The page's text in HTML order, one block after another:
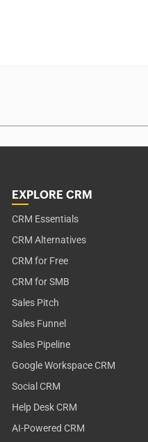
EXPLORE CRM
CRM Essentials
CRM Alternatives
CRM for Free
CRM for SMB
Sales Pitch
Sales Funnel
Sales Pipeline
Google Workspace CRM
Social CRM
Help Desk CRM
AI-Powered CRM